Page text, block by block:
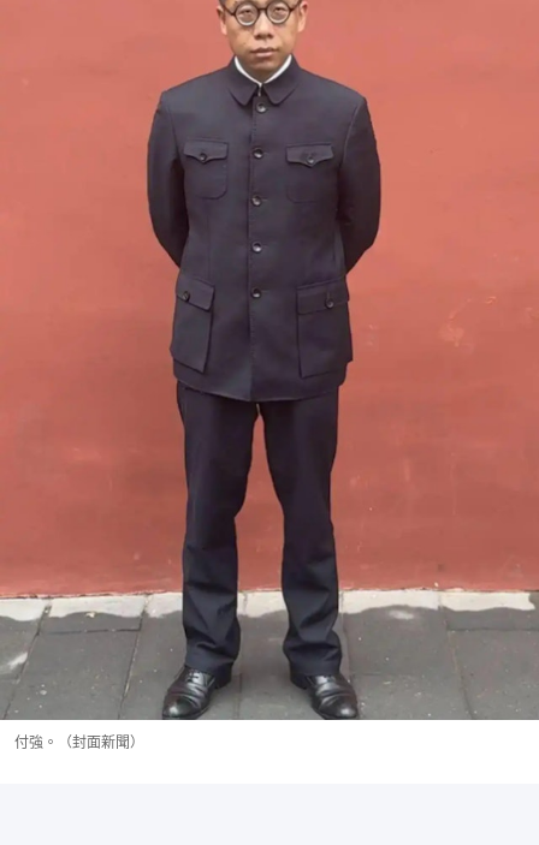
付強。（封面新聞）